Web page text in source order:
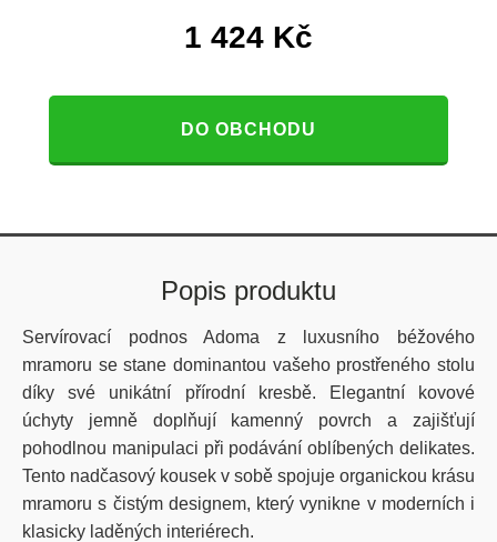
1 424 Kč
DO OBCHODU
Popis produktu
Servírovací podnos Adoma z luxusního béžového
mramoru se stane dominantou vašeho prostřeného stolu
díky své unikátní přírodní kresbě. Elegantní kovové
úchyty jemně doplňují kamenný povrch a zajišťují
pohodlnou manipulaci při podávání oblíbených delikates.
Tento nadčasový kousek v sobě spojuje organickou krásu
mramoru s čistým designem, který vynikne v moderních i
klasicky laděných interiérech.